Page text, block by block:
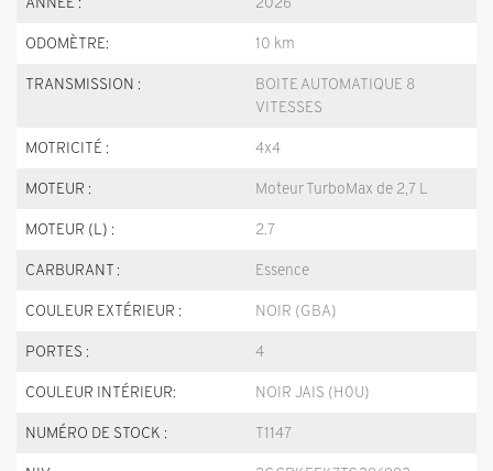
ODOMÈTRE: 10 km
TRANSMISSION :
BOITE AUTOMATIQUE 8
VITESSES
MOTRICITÉ : 4x4
MOTEUR : Moteur TurboMax de 2,7 L
MOTEUR (L) : 2.7
CARBURANT : Essence
COULEUR EXTÉRIEUR : NOIR (GBA)
PORTES : 4
COULEUR INTÉRIEUR: NOIR JAIS (H0U)
NUMÉRO DE STOCK : T1147